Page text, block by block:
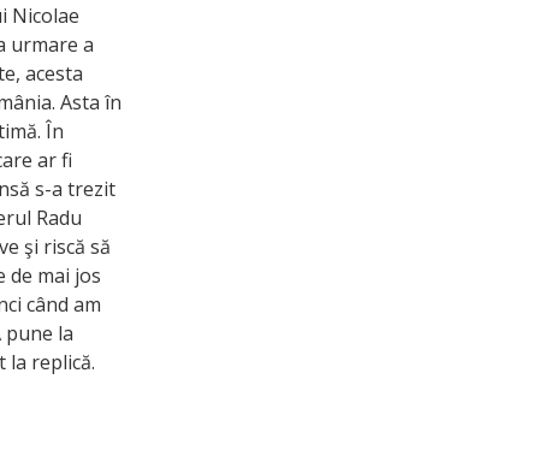
Nicolae
urmare a
acesta
Asta în
În
ar fi
s-a trezit
Radu
şi riscă să
de mai jos
când am
pune la
la replică.